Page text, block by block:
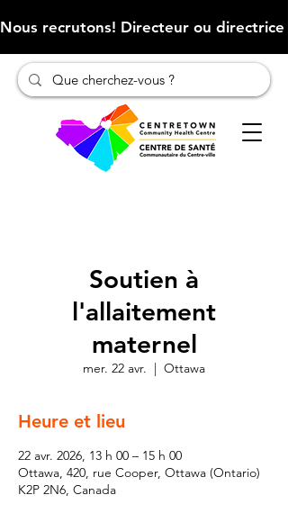
Nous recrutons! Directeur ou
Soutien à
l'allaitement
maternel
mer. 22 avr.
  |
Ottawa
Heure et lieu
22 avr. 2026, 13 h 00 – 15 h 00
Ottawa, 420, rue Cooper, Ottawa (Ontario)
K2P 2N6, Canada